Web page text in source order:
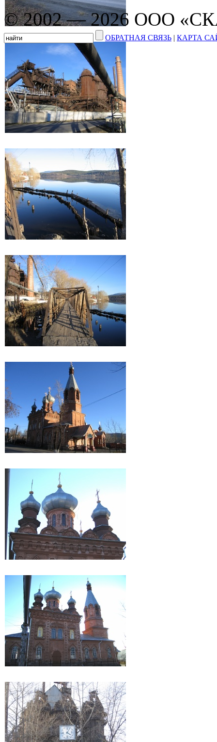
© 2002 — 2026 ООО
ОБРАТНАЯ СВЯЗЬ | КАРТА